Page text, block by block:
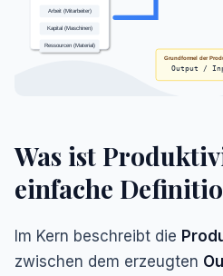
Arbeit (Mitarbeiter)
Kapital (Maschinen)
Ressourcen (Material)
Grundformel der
Output /
Was ist
einfache
Im Kern beschreibt die
zwischen dem erzeugten